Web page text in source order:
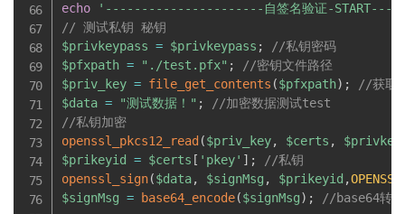
echo
'----------------------自签名验证-
// 测试私钥 秘钥
$privkeypass = $privkeypass ;
//私钥密码
$pfxpath = "./test.pfx" ;
//密钥文件路径
$priv_key = file_get_contents ($pfxpath) ;
//获取
$data = "测试数据！" ;
//加密数据测试test
//私钥加密
openssl_pkcs12_read ($priv_key, $certs ,
$prikeyid
= $certs [ 'pkey' ] ;
//私钥
openssl_sign($data, $signMsg , $prikeyid ,
$signMsg = base64_encode($signMsg) ; //base64转